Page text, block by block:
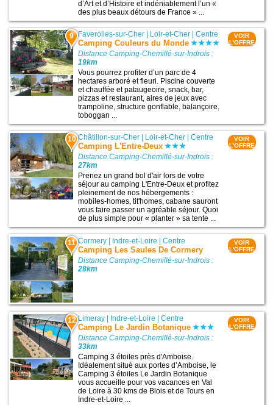
d’Art et d’Histoire et indéniablement l’un «
des plus beaux détours de France » ...
9 Faverolles-sur-Cher Loir-et-Cher |Centre
Camping Couleurs du Monde
Distance Camping-Chemillé-sur-Indrois :
19km
Vous pourrez profiter d’un parc de 4
hectares arboré et fleuri. Piscine couverte
et chauffée et pataugeoire, snack, bar,
pizzas et restaurant, aires de jeux avec
trampoline, structure gonflable, balançoire,
toboggan ...
VOIR
L'OFFRE
10 Châtillon-sur-Cher Loir-et-Cher |Centre
Camping L'Entre-Deux
Distance Camping-Chemillé-sur-Indrois :
27km
Prenez un grand bol d'air lors de votre
séjour au camping L'Entre-Deux et profitez
pleinement de nos hébergements :
mobiles-homes, tit'homes, cabane sauront
vous faire passer un agréable séjour. Quoi
de plus simple pour « planter » sa tente ...
VOIR
L'OFFRE
11 Cormery | Indre-et-Loire |Centre
Camping Les Saules De Cormery
Distance Camping-Chemillé-sur-Indrois :
28km
VOIR
L'OFFRE
12 Limeray Indre-et-Loire |Centre
Camping Le Jardin Botanique
Distance Camping-Chemillé-sur-Indrois :
33km
Camping 3 étoiles près d'Amboise.
Idéalement situé aux portes d’Amboise, le
Camping 3 étoiles Le Jardin Botanique
vous accueille pour vos vacances en Val
de Loire à 30 kms de Blois et de Tours en
Indre-et-Loire ...
VOIR
L'OFFRE